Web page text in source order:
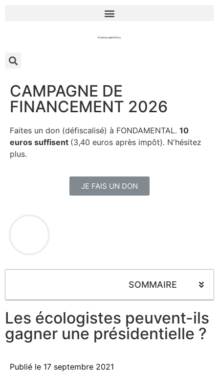
CAMPAGNE DE
FINANCEMENT 2026
Faites un don (défiscalisé) à FONDAMENTAL. 10
euros suffisent (3,40 euros après impôt). N'hésitez
plus.
JE FAIS UN DON
SOMMAIRE
Les écologistes peuvent-ils
gagner une présidentielle ?
Publié le 17 septembre 2021